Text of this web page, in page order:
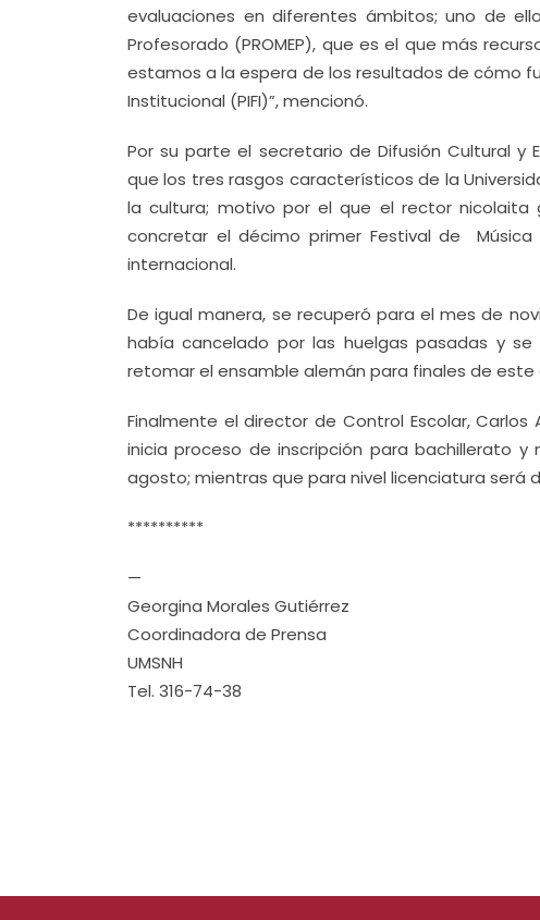
evaluaciones en diferentes ámbitos; uno de
Profesorado (PROMEP), que es el que más
estamos a la espera de los resultados de cómo
Institucional (PIFI)”, mencionó.
Por su parte el secretario de Difusión Cultural y
que los tres rasgos característicos de la
la cultura; motivo por el que el rector nicolaita
concretar el décimo primer Festival de
internacional.
De igual manera, se recuperó para el mes de
había cancelado por las huelgas pasadas y
retomar el ensamble alemán para finales de este
Finalmente el director de Control Escolar,
inicia proceso de inscripción para bachillerato
agosto; mientras que para nivel licenciatura será
**********
—
Georgina Morales Gutiérrez
Coordinadora de Prensa
UMSNH
Tel. 316-74-38